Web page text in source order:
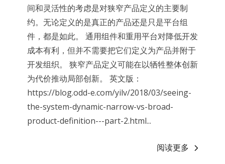
间和灵活性的考虑是对狭窄产品定义的主要制
约。无论定义的是真正的产品还是只是平台组
件，都是如此。 通用组件和重用平台对降低开发
成本有利，但并不需要把它们定义为产品并附于
开发组织。 狭窄产品定义可能在以牺牲整体创新
为代价推动局部创新。 英文版：
https://blog.odd-e.com/yilv/2018/03/seeing-
the-system-dynamic-narrow-vs-broad-
product-definition---part-2.html...
阅读更多